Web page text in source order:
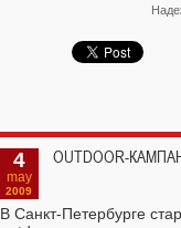
рекламного
кварталом составило
4
may
2009
OUTDOOR-
В Санкт-Петербурге